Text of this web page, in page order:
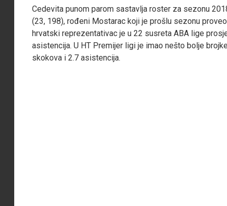
Cedevita punom parom sastavlja roster za sezonu
(23, 198), rođeni Mostarac koji je prošlu sezonu
hrvatski reprezentativac je u 22 susreta ABA lige
asistencija. U HT Premijer ligi je imao nešto bolje
skokova i 2.7 asistencija.